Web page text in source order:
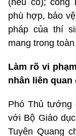
phù hợp, bảo
pháp của thí
mang trong
Làm rõ vi
nhân liên
Phó Thủ tướng
với Bộ Giáo
Tuyên Quang